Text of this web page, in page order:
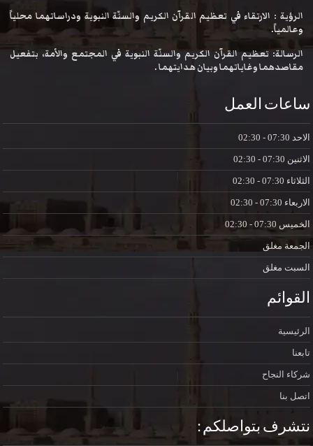
الرؤية : الارتقاء في تعظيم القرآن الكريم والسنّة النبوية ودراساتهما محلياً
وعالمياً.
الرسالة: تعظيم القرآن الكريم والسنّة النبوية في المجتمع والأمة، بتفعيل
مقاصدهما وغاياتهما وبيان هدايتهما .
ساعات العمل
الاحد
الاثنين
الثلاثاء
الاربعاء
الخميس
الجمعة مغلق
السبت مغلق
القوائم
الرئيسية
تابعنا
شركاء النجاح
اتصل بنا
نتشرف بتواصلكم :